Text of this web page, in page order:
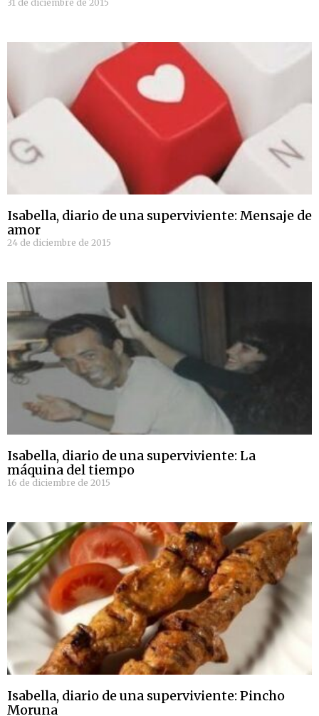
31 de diciembre de 2015
Isabella, diario de una superviviente: Mensaje de
amor
24 de diciembre de 2015
Isabella, diario de una superviviente: La
máquina del tiempo
16 de diciembre de 2015
Isabella, diario de una superviviente: Pincho
Moruna